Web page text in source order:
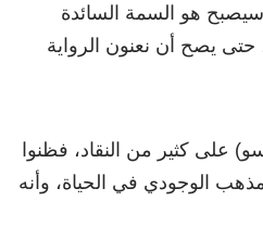
سيصبح هو السمة السائدة
حتى يصح أن نعنون الرواية
كثير من النقاد، فظنوا
الوجودي في الحياة، وأنه